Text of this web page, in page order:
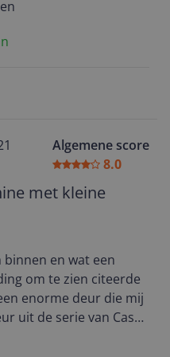
handsopje
van een ongelukje
ook iets minder
kiesbare optie bij het
is dan zo kort
hardnekkige
Met de hand
ivm automatisch
om wat mee te
is voldoende, maar
en voor 1400
Algemene score
8.0
met kleine
binnen en wat een
om te zien citeerde
enorme deur die mij
uit de serie van Casa